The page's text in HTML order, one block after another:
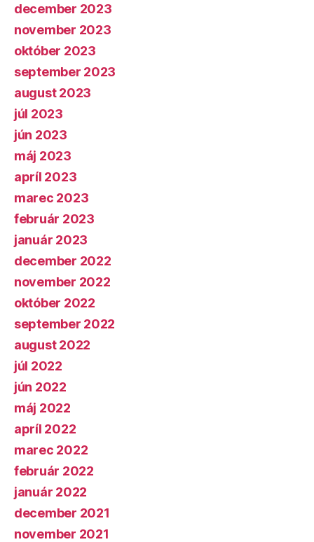
december 2023
november 2023
október 2023
september 2023
august 2023
júl 2023
jún 2023
máj 2023
apríl 2023
marec 2023
február 2023
január 2023
december 2022
november 2022
október 2022
september 2022
august 2022
júl 2022
jún 2022
máj 2022
apríl 2022
marec 2022
február 2022
január 2022
december 2021
november 2021